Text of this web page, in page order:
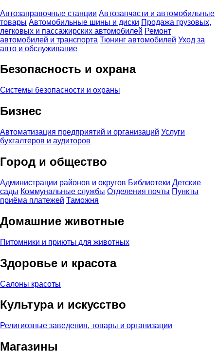
Автозаправочные станции Автозапчасти и автомобильные
товары Автомобильные шины и диски Продажа грузовых,
легковых и пассажирских автомобилей Ремонт
автомобилей и транспорта Тюнинг автомобилей Уход за
авто и обслуживание
Безопасность и охрана
Системы безопасности и охраны
Бизнес
Автоматизация предприятий и организаций Услуги
бухгалтеров и аудиторов
Город и общество
Администрации районов и округов Библиотеки Детские
сады Коммунальные службы Отделения почты Пункты
приёма платежей Таможня
Домашние животные
Питомники и приюты для животных
Здоровье и красота
Салоны красоты
Культура и искусство
Религиозные заведения, товары и организации
Магазины